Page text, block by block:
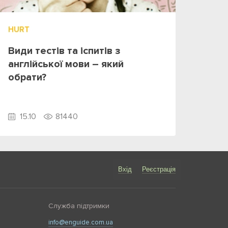
HURT
Види тестів та іспитів з
англійської мови – який
обрати?
15.10 81440
Вхід Реєстрація
Служба підтримки
info@enguide.com.ua